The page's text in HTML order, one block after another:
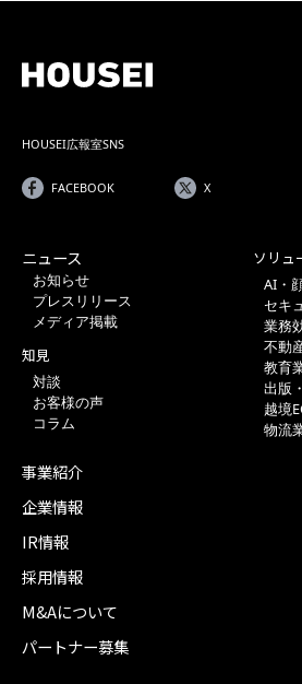
HOUSEI広報室SNS
FACEBOOK X
ニュース
お知らせ
プレスリリース
メディア掲載
知見
対談
お客様の声
コラム
ソリュ
AI・
セキ
業務
不動
教育
出版
越境
物流
事業紹介
企業情報
IR情報
採用情報
M&Aについて
パートナー募集